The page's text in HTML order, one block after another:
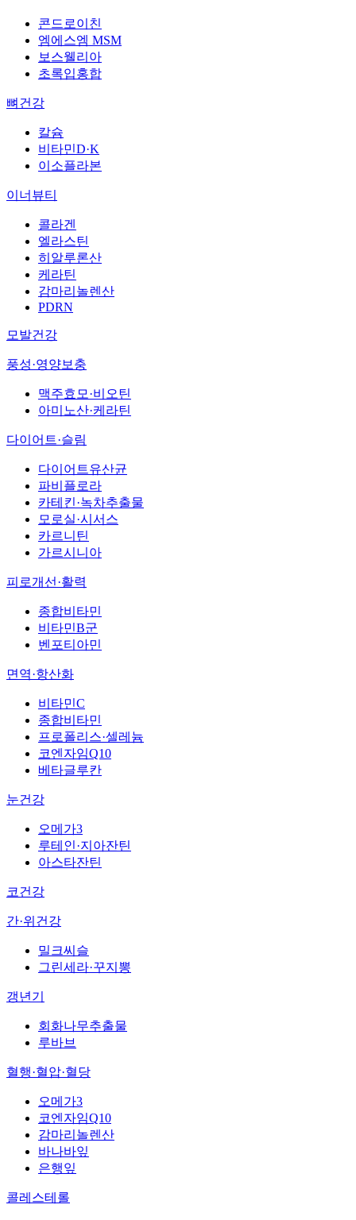
콘드로이친
엠에스엠 MSM
보스웰리아
초록입홍합
뼈건강
칼슘
비타민D·K
이소플라본
이너뷰티
콜라겐
엘라스틴
히알루론산
케라틴
감마리놀렌산
PDRN
모발건강
풍성·영양보충
맥주효모·비오틴
아미노산·케라틴
다이어트·슬림
다이어트유산균
파비플로라
카테킨·녹차추출물
모로실·시서스
카르니틴
가르시니아
피로개선·활력
종합비타민
비타민B군
벤포티아민
면역·항산화
비타민C
종합비타민
프로폴리스·셀레늄
코엔자임Q10
베타글루칸
눈건강
오메가3
루테인·지아잔틴
아스타잔틴
코건강
간·위건강
밀크씨슬
그린세라·꾸지뽕
갱년기
회화나무추출물
루바브
혈행·혈압·혈당
오메가3
코엔자임Q10
감마리놀렌산
바나바잎
은행잎
콜레스테롤